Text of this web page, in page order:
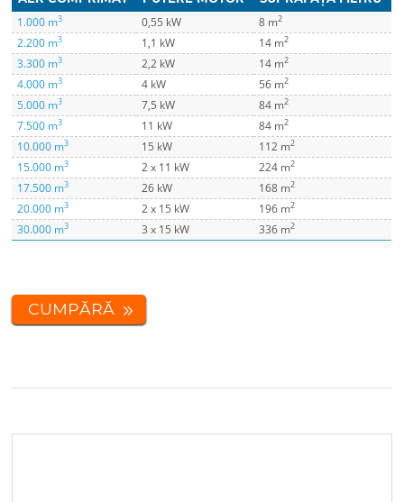
1.000 m3 0,55 kW 8 m2
2.200 m3 1,1 kW 14 m2
3.300 m3 2,2 kW 14 m2
4.000 m3 4 kW 56 m2
5.000 m3 7,5 kW 84 m2
7.500 m3 11 kW 84 m2
10.000 m3 15 kW 112 m2
15.000 m3 2 x 11 kW 224 m2
17.500 m3 26 kW 168 m2
20.000 m3 2 x 15 kW 196 m2
30.000 m3 3 x 15 kW 336 m2
CUMPĂRĂ